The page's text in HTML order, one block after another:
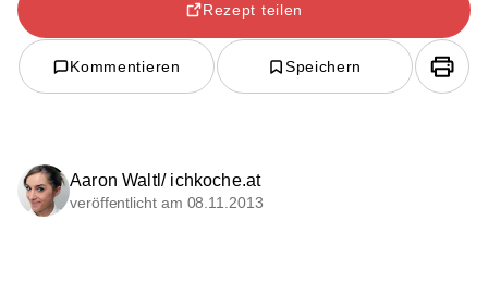
Rezept teilen
Kommentieren Speichern
Aaron Waltl/ ichkoche.at
veröffentlicht am 08.11.2013